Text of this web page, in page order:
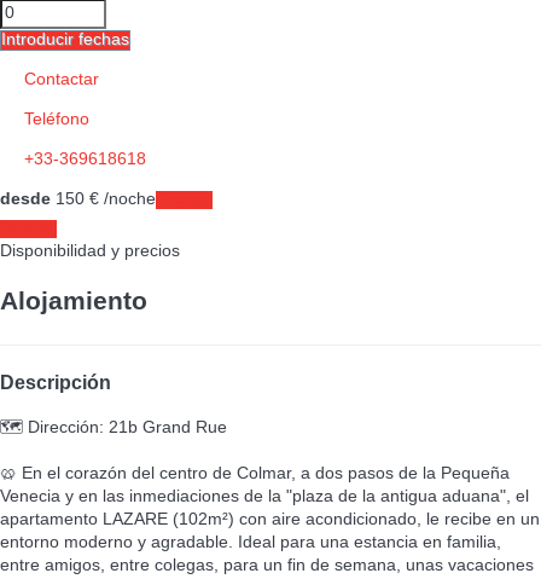
Introducir fechas
Contactar
Teléfono
+33-369618618
desde 150 € /noche
Disponibilidad y precios
Alojamiento
Descripción
🗺️ Dirección: 21b Grand Rue
🥨 En el corazón del centro de Colmar, a dos pasos de la Pequeña
Venecia y en las inmediaciones de la "plaza de la antigua aduana", el
apartamento LAZARE (102m²) con aire acondicionado, le recibe en un
entorno moderno y agradable. Ideal para una estancia en familia,
entre amigos, entre colegas, para un fin de semana, unas vacaciones